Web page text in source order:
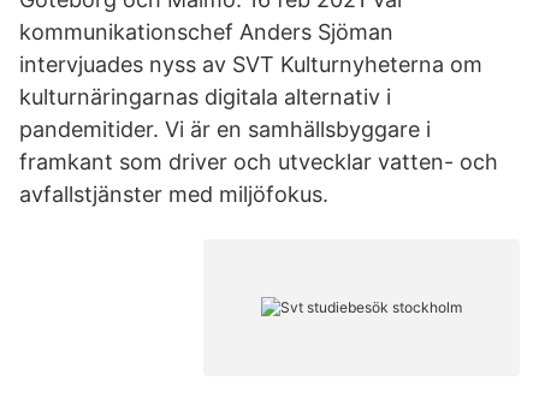
kommunikationschef Anders Sjöman
intervjuades nyss av SVT Kulturnyheterna om
kulturnäringarnas digitala alternativ i
pandemitider. Vi är en samhällsbyggare i
framkant som driver och utvecklar vatten- och
avfallstjänster med miljöfokus.